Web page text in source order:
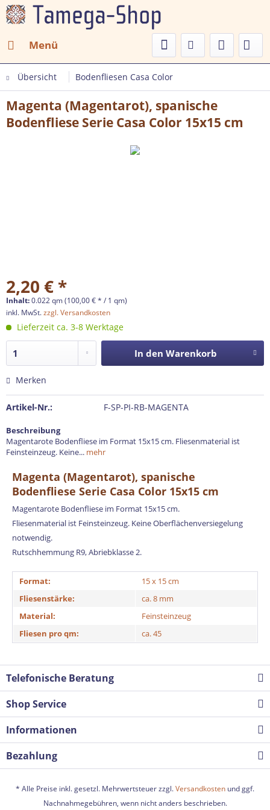
Menü
Übersicht Bodenfliesen Casa Color
Magenta (Magentarot), spanische
Bodenfliese Serie Casa Color 15x15 cm
2,20 € *
Inhalt:0.022 qm (100,00 € * / 1 qm)
inkl. MwSt.zzgl. Versandkosten
Lieferzeit ca. 3-8 Werktage
In den Warenkorb
Merken
Artikel-Nr.: F-SP-PI-RB-MAGENTA
Beschreibung
Magentarote Bodenfliese im Format 15x15 cm. Fliesenmaterial ist
Feinsteinzeug. Keine... mehr
Magenta (Magentarot), spanische
Bodenfliese Serie Casa Color 15x15 cm
Magentarote Bodenfliese im Format 15x15 cm.
Fliesenmaterial ist Feinsteinzeug. Keine Oberflächenversiegelung
notwendig.
Rutschhemmung R9, Abriebklasse 2.
Format:
15 x 15 cm
Fliesenstärke:
ca. 8 mm
Material:
Feinsteinzeug
Fliesen pro qm:
ca. 45
Telefonische Beratung
Shop Service
Informationen
Bezahlung
* Alle Preise inkl. gesetzl. Mehrwertsteuer zzgl.Versandkosten und ggf.
Nachnahmegebühren, wenn nicht anders beschrieben.